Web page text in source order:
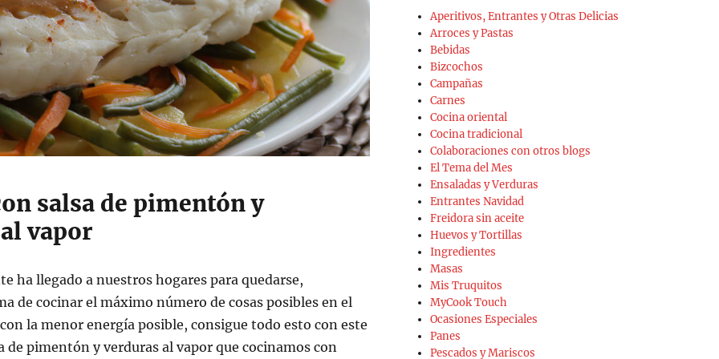
salsa de pimentón y
vapor
ha llegado a nuestros hogares para quedarse,
de cocinar el máximo número de cosas posibles en el
la menor energía posible, consigue todo esto con este
de pimentón y verduras al vapor que cocinamos con
Aperitivos, Entrantes y Otras Delicias
Arroces y Pastas
Bebidas
Bizcochos
Campañas
Carnes
Cocina oriental
Cocina tradicional
Colaboraciones con otros blogs
El Tema del Mes
Ensaladas y Verduras
Entrantes Navidad
Freidora sin aceite
Huevos y Tortillas
Ingredientes
Masas
Mis Truquitos
MyCook Touch
Ocasiones Especiales
Panes
Pescados y Mariscos